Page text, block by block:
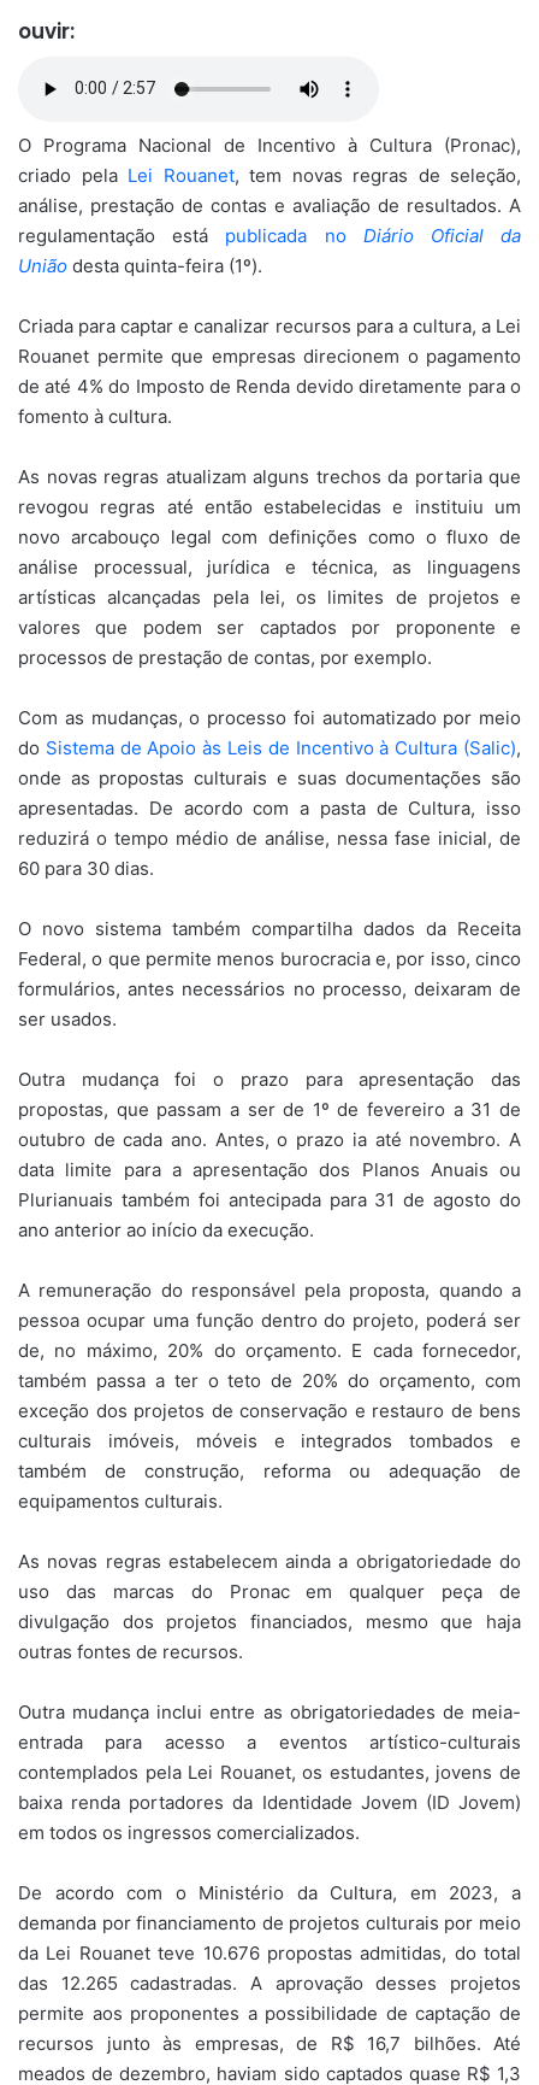
ouvir:
O Programa Nacional de Incentivo à Cultura (Pronac),
criado pela Lei Rouanet, tem novas regras de seleção,
análise, prestação de contas e avaliação de resultados. A
regulamentação está publicada no Diário Oficial da
União desta quinta-feira (1º).
Criada para captar e canalizar recursos para a cultura, a Lei
Rouanet permite que empresas direcionem o pagamento
de até 4% do Imposto de Renda devido diretamente para o
fomento à cultura.
As novas regras atualizam alguns trechos da portaria que
revogou regras até então estabelecidas e instituiu um
novo arcabouço legal com definições como o fluxo de
análise processual, jurídica e técnica, as linguagens
artísticas alcançadas pela lei, os limites de projetos e
valores que podem ser captados por proponente e
processos de prestação de contas, por exemplo.
Com as mudanças, o processo foi automatizado por meio
do Sistema de Apoio às Leis de Incentivo à Cultura (Salic),
onde as propostas culturais e suas documentações são
apresentadas. De acordo com a pasta de Cultura, isso
reduzirá o tempo médio de análise, nessa fase inicial, de
60 para 30 dias.
O novo sistema também compartilha dados da Receita
Federal, o que permite menos burocracia e, por isso, cinco
formulários, antes necessários no processo, deixaram de
ser usados.
Outra mudança foi o prazo para apresentação das
propostas, que passam a ser de 1º de fevereiro a 31 de
outubro de cada ano. Antes, o prazo ia até novembro. A
data limite para a apresentação dos Planos Anuais ou
Plurianuais também foi antecipada para 31 de agosto do
ano anterior ao início da execução.
A remuneração do responsável pela proposta, quando a
pessoa ocupar uma função dentro do projeto, poderá ser
de, no máximo, 20% do orçamento. E cada fornecedor,
também passa a ter o teto de 20% do orçamento, com
exceção dos projetos de conservação e restauro de bens
culturais imóveis, móveis e integrados tombados e
também de construção, reforma ou adequação de
equipamentos culturais.
As novas regras estabelecem ainda a obrigatoriedade do
uso das marcas do Pronac em qualquer peça de
divulgação dos projetos financiados, mesmo que haja
outras fontes de recursos.
Outra mudança inclui entre as obrigatoriedades de meia-
entrada para acesso a eventos artístico-culturais
contemplados pela Lei Rouanet, os estudantes, jovens de
baixa renda portadores da Identidade Jovem (ID Jovem)
em todos os ingressos comercializados.
De acordo com o Ministério da Cultura, em 2023, a
demanda por financiamento de projetos culturais por meio
da Lei Rouanet teve 10.676 propostas admitidas, do total
das 12.265 cadastradas. A aprovação desses projetos
permite aos proponentes a possibilidade de captação de
recursos junto às empresas, de R$ 16,7 bilhões. Até
meados de dezembro, haviam sido captados quase R$ 1,3